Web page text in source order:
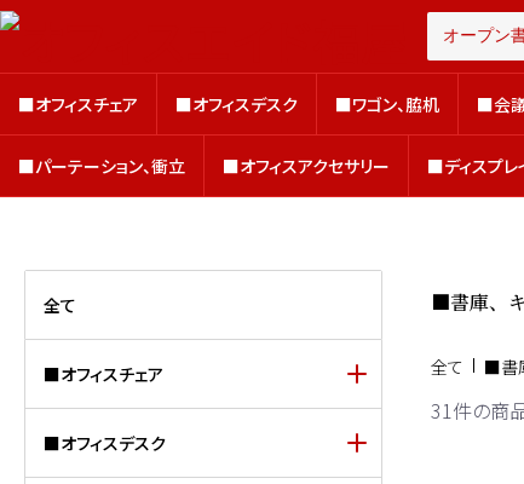
■オフィスチェア ■オフィスデスク ■ワゴン、脇机 ■会
■パーテーション、衝立 ■オフィスアクセサリー ■ディスプレ
■オフィスチェア ■オフィスデスク ■ワゴン、脇机 ■会
■パーテーション、衝立 ■オフィスアクセサリー ■ディスプレ
全て
■オフィスチェア
■オフィスデスク
■書庫、
全て ■書
31件の商